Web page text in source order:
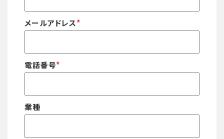
メールアドレス*
電話番号*
業種